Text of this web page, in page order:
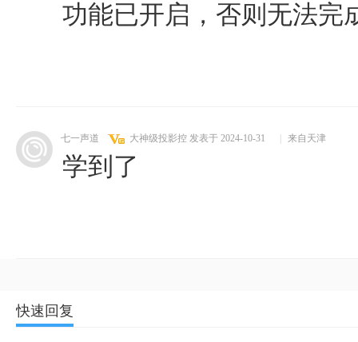
功能已开启，否则无法完
七一声道 大神级投影控 发表于 2024-10-31 来自天津
学到了
快速回复